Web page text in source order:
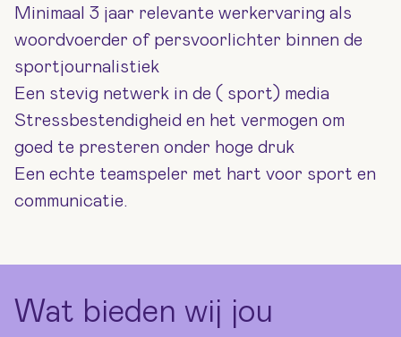
Minimaal 3 jaar relevante werkervaring als
woordvoerder of persvoorlichter binnen de
sportjournalistiek
Een stevig netwerk in de ( sport) media
Stressbestendigheid en het vermogen om
goed te presteren onder hoge druk
Een echte teamspeler met hart voor sport en
communicatie.
Wat bieden wij jou